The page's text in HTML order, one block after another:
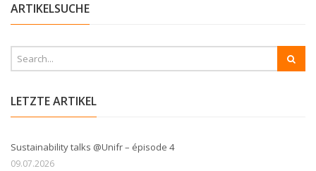
ARTIKELSUCHE
LETZTE ARTIKEL
Sustainability talks @Unifr – épisode 4
09.07.2026